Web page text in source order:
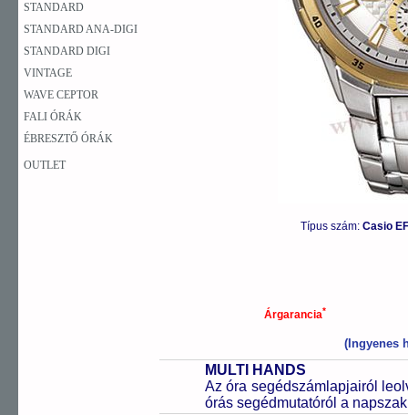
STANDARD
STANDARD ANA-DIGI
STANDARD DIGI
VINTAGE
WAVE CEPTOR
FALI ÓRÁK
ÉBRESZTŐ ÓRÁK
OUTLET
Típus szám: Casio
Árgarancia*
(Ingyenes
MULTI HANDS
Az óra segédszámlapjairól
órás segédmutatóról a